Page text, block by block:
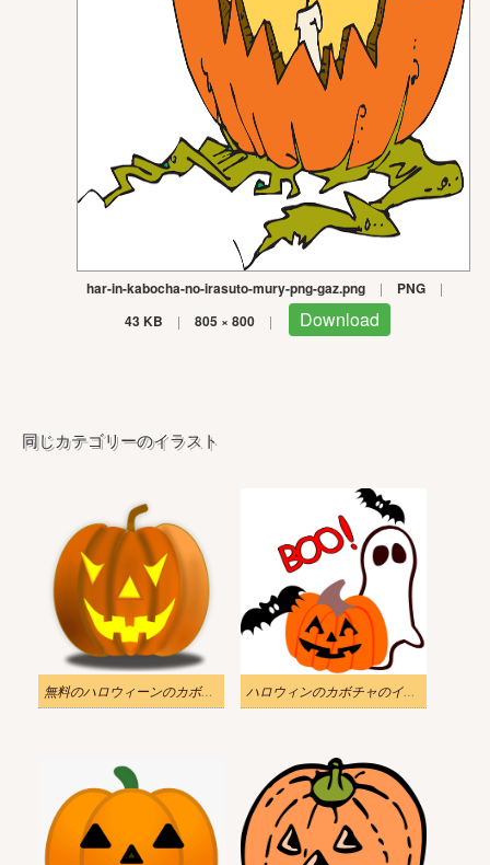
har-in-kabocha-no-irasuto-mury-png-gaz.png | PNG |
43 KB | 805 × 800 | Download
同じカテゴリーのイラスト
無料のハロウィーンのカボチャの透明イラスト ハロウィンのカボチャのイラスト画像